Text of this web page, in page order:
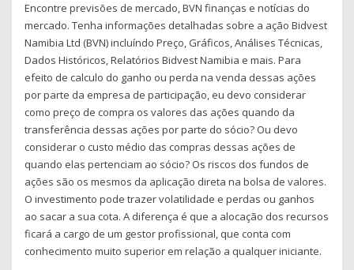
Encontre previsões de mercado, BVN finanças e notícias do
mercado. Tenha informações detalhadas sobre a ação Bidvest
Namibia Ltd (BVN) incluíndo Preço, Gráficos, Análises Técnicas,
Dados Históricos, Relatórios Bidvest Namibia e mais. Para
efeito de calculo do ganho ou perda na venda dessas ações
por parte da empresa de participação, eu devo considerar
como preço de compra os valores das ações quando da
transferência dessas ações por parte do sócio? Ou devo
considerar o custo médio das compras dessas ações de
quando elas pertenciam ao sócio? Os riscos dos fundos de
ações são os mesmos da aplicação direta na bolsa de valores.
O investimento pode trazer volatilidade e perdas ou ganhos
ao sacar a sua cota. A diferença é que a alocação dos recursos
ficará a cargo de um gestor profissional, que conta com
conhecimento muito superior em relação a qualquer iniciante.